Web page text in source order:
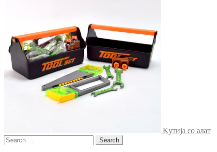
Kутија со алат
Search
for: